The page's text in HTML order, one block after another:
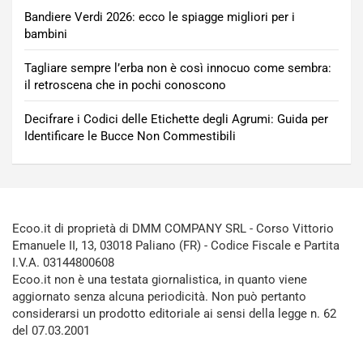
Bandiere Verdi 2026: ecco le spiagge migliori per i
bambini
Tagliare sempre l’erba non è così innocuo come sembra:
il retroscena che in pochi conoscono
Decifrare i Codici delle Etichette degli Agrumi: Guida per
Identificare le Bucce Non Commestibili
Ecoo.it di proprietà di DMM COMPANY SRL - Corso Vittorio
Emanuele II, 13, 03018 Paliano (FR) - Codice Fiscale e Partita
I.V.A. 03144800608
Ecoo.it non è una testata giornalistica, in quanto viene
aggiornato senza alcuna periodicità. Non può pertanto
considerarsi un prodotto editoriale ai sensi della legge n. 62
del 07.03.2001